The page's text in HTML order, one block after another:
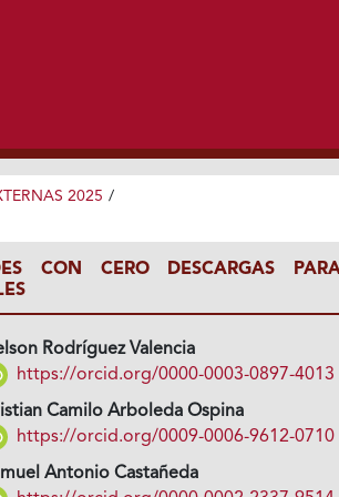
2025 /
CON CERO DESCARGAS
Rodríguez Valencia
https://orcid.org/0000-0003-0897-4013
Camilo Arboleda Ospina
https://orcid.org/0009-0006-9612-0710
Antonio Castañeda